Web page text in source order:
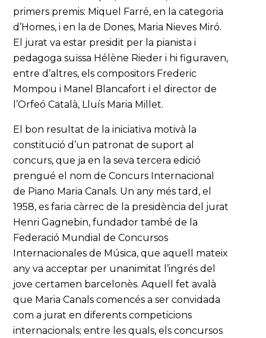
primers premis: Miquel Farré, en la categoria
d’Homes, i en la de Dones, Maria Nieves Miró.
El jurat va estar presidit per la pianista i
pedagoga suïssa Hélène Rieder i hi figuraven,
entre d’altres, els compositors Frederic
Mompou i Manel Blancafort i el director de
l’Orfeó Català, Lluís Maria Millet.
El bon resultat de la iniciativa motivà la
constitució d’un patronat de suport al
concurs, que ja en la seva tercera edició
prengué el nom de Concurs Internacional
de Piano Maria Canals. Un any més tard, el
1958, es faria càrrec de la presidència del jurat
Henri Gagnebin, fundador també de la
Federació Mundial de Concursos
Internacionales de Música, que aquell mateix
any va acceptar per unanimitat l’ingrés del
jove certamen barcelonès. Aquell fet avalà
que Maria Canals comencés a ser convidada
com a jurat en diferents competicions
internacionals; entre les quals, els concursos